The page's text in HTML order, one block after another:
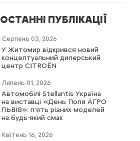
ОСТАННІ ПУБЛІКАЦІЇ
Серпень 03, 2026
У Житомир відкрився новий
концептуальний дилерський
центр CITROËN
Липень 01, 2026
Автомобілі Stellantis Україна
на виставці «День Поля АГРО
ЛЬВІВ»: п’ять різних моделей
на будь-який смак
Квітень 16, 2026